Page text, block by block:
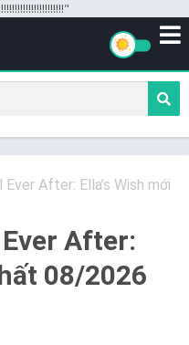
After: Ella’s Wish mới
After:
08/2026